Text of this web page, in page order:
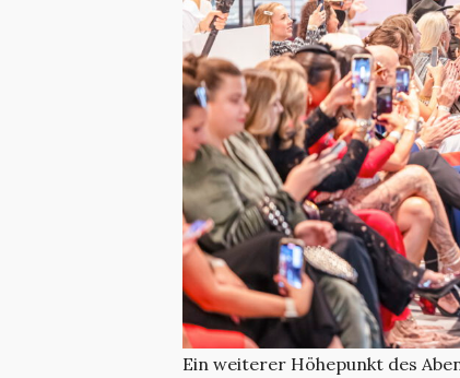
Ein weiterer Höhepunkt des